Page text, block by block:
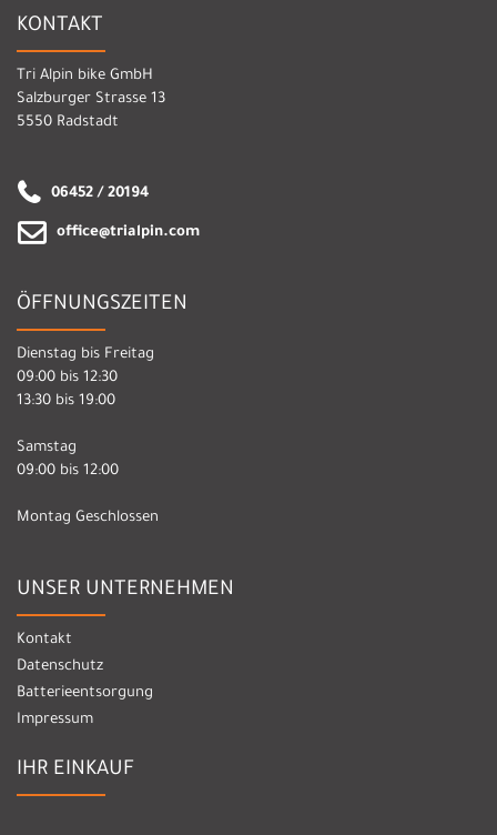
KONTAKT
Tri Alpin bike GmbH
Salzburger Strasse 13
5550 Radstadt
06452 / 20194
office@trialpin.com
ÖFFNUNGSZEITEN
Dienstag bis Freitag
09:00 bis 12:30
13:30 bis 19:00
Samstag
09:00 bis 12:00
Montag Geschlossen
UNSER UNTERNEHMEN
Kontakt
Datenschutz
Batterieentsorgung
Impressum
IHR EINKAUF